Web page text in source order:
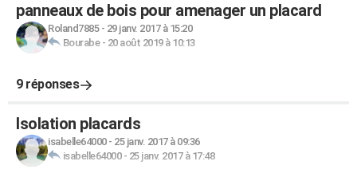
panneaux de bois pour amenager un placard
Roland7885- 29 janv. 2017 à 15:20
Bourabe- 20 août 2019 à 10:13
9 réponses
Isolation placards
isabelle64000- 25 janv. 2017 à 09:36
isabelle64000- 25 janv. 2017 à 17:48